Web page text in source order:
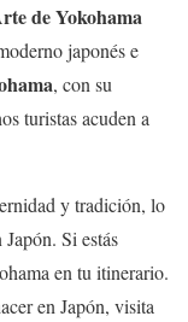
de Yokohama
japonés e
, con su
turistas acuden a
y tradición, lo
Si estás
en tu itinerario.
en Japón, visita